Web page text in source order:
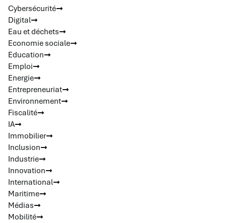
Cybersécurité
Digital
Eau et déchets
Economie sociale
Education
Emploi
Energie
Entrepreneuriat
Environnement
Fiscalité
IA
Immobilier
Inclusion
Industrie
Innovation
International
Maritime
Médias
Mobilité